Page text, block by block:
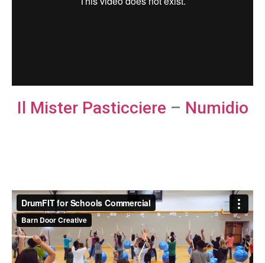
Il Mister Pasticciere – Numidio